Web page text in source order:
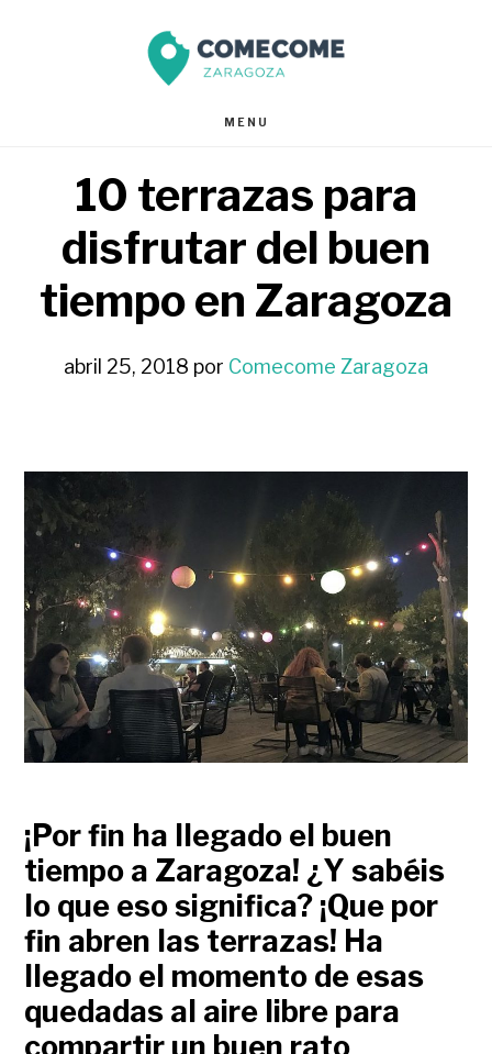
MENU
10 terrazas para
disfrutar del buen
tiempo en Zaragoza
abril 25, 2018 por Comecome Zaragoza
¡Por fin ha llegado el buen
tiempo a Zaragoza! ¿Y sabéis
lo que eso significa? ¡Que por
fin abren las terrazas! Ha
llegado el momento de esas
quedadas al aire libre para